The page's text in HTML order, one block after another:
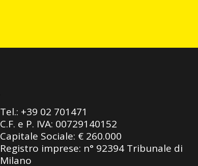
Tel.: +39 02 701471
C.F. e P. IVA: 00729140152
Capitale Sociale: € 260.000
Registro imprese: n° 92394 Tribunale di
Milano